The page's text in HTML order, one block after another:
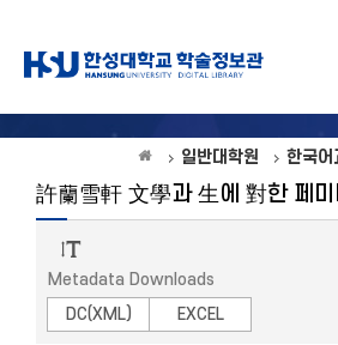
일반대학원 한국어
許蘭雪軒 文學과 生에 對한 페
Metadata Downloads
DC(XML)
EXCEL